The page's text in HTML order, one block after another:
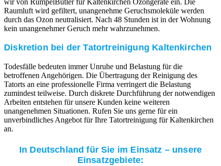
Raumluft wird gefiltert, unangenehme Geruchsmoleküle werden
durch das Ozon neutralisiert. Nach 48 Stunden ist in der Wohnung
kein unangenehmer Geruch mehr wahrzunehmen.
Diskretion bei der Tatortreinigung Kaltenkirchen
Todesfälle bedeuten immer Unruhe und Belastung für die
betroffenen Angehörigen. Die Übertragung der Reinigung des
Tatorts an eine professionelle Firma verringert die Belastung
zumindest teilweise. Durch diskrete Durchführung der notwendigen
Arbeiten entstehen für unsere Kunden keine weiteren
unangenehmen Situationen. Rufen Sie uns gerne für ein
unverbindliches Angebot für Ihre Tatortreinigung für Kaltenkirchen
an.
In Deutschland für Sie im Einsatz – unsere
Einsatzgebiete: